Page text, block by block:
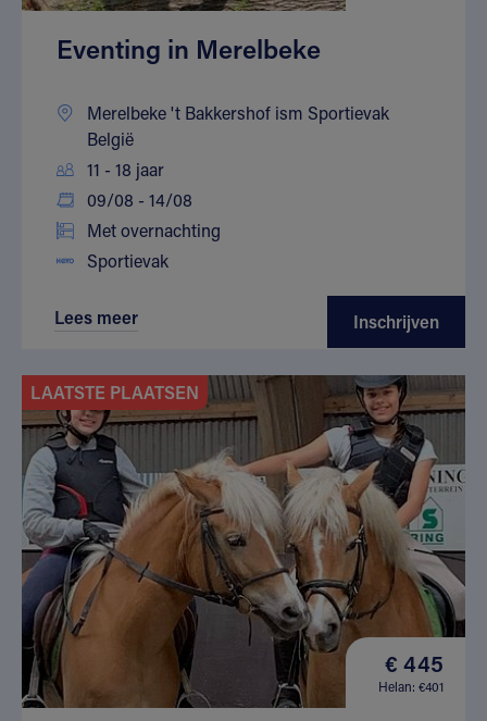
Eventing in Merelbeke
Merelbeke 't Bakkershof ism Sportievak
België
11 - 18 jaar
09/08 - 14/08
Met overnachting
Sportievak
Lees meer Inschrijven
LAATSTE PLAATSEN
€ 445
Helan: €401